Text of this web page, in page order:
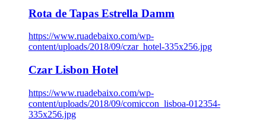
Rota de Tapas Estrella Damm
https://www.ruadebaixo.com/wp-
content/uploads/2018/09/czar_hotel-335x256.jpg
Czar Lisbon Hotel
https://www.ruadebaixo.com/wp-
content/uploads/2018/09/comiccon_lisboa-012354-
335x256.jpg